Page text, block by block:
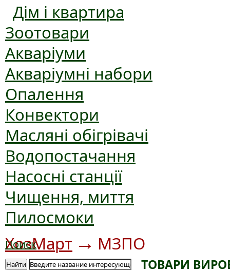
Дім і квартира
Зоотовари
Акваріуми
Акваріумні набори
Опалення
Конвектори
Масляні обігрівачі
Водопостачання
Насосні станції
Чищення, миття
Пилосмоки
Поиск
Найти
ХозМарт → МЗПО
ТОВАРИ